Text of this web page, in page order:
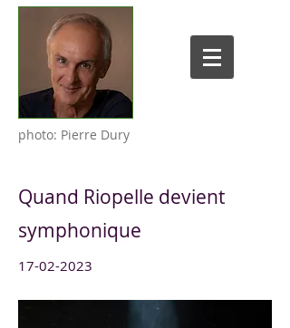
photo: Pierre Dury
Quand Riopelle devient
symphonique
17-02-2023